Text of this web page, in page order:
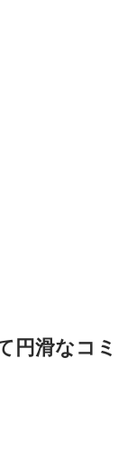
円滑なコミ